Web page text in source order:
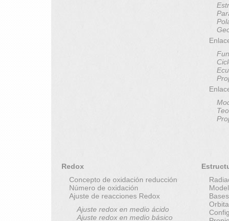
Redox
Concepto de oxidación reducción
Número de oxidación
Ajuste de reacciones Redox
Ajuste redox en medio ácido
Ajuste redox en medio básico